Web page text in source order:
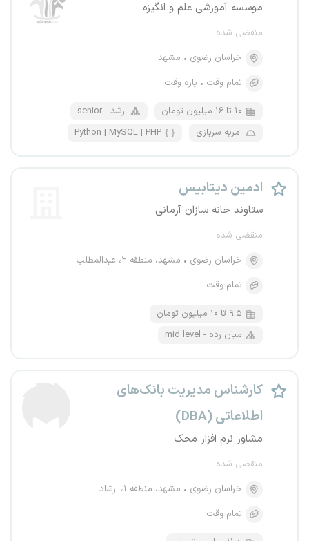
موسسه‌ آموزشی علم و انگیزه
منقضی شده
خراسان رضوی
مشهد
تمام وقت
پاره وقت
۱۰ تا ۱۶ میلیون تومان
senior - ارشد
امریه سربازی
Python | MySQL | PHP
ادمین دیتابیس
ستاوند خانه سازان آرمانی
منقضی شده
خراسان رضوی
مشهد، منطقه ۲، عبدالمطلب
تمام وقت
۹.۵ تا ۱۰ میلیون تومان
mid level - میان رده
کارشناس مدیریت بانک‌های
اطلاعاتی (DBA)
مشاور نرم افزار محک
منقضی شده
خراسان رضوی
مشهد، منطقه ۱، ارشاد
تمام وقت